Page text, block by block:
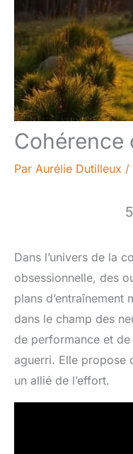
Cohérence
Par Aurélie Dutilleux /
Dans l’univers de la
obsessionnelle, des
plans
dans le champ des
de performance et
aguerri. Elle propose
un allié de l’effort.